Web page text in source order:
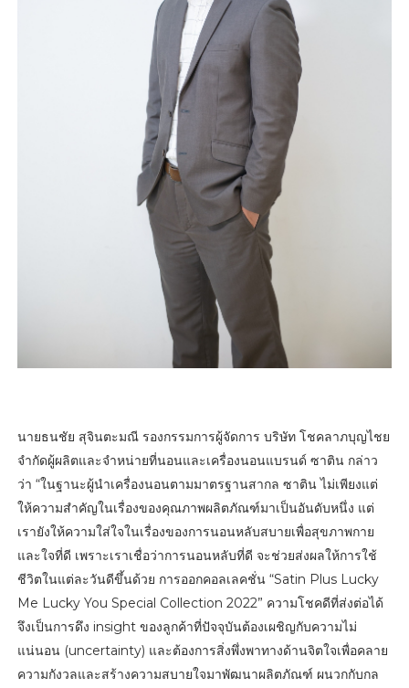
นายธนชัย สุจินตะมณี รองกรรมการผู้จัดการ บริษัท โชคลาภบุญไชย
จำกัดผู้ผลิตและจำหน่ายที่นอนและเครื่องนอนแบรนด์ ซาติน กล่าว
ว่า “ในฐานะผู้นำเครื่องนอนตามมาตรฐานสากล ซาติน ไม่เพียงแต่
ให้ความสำคัญในเรื่องของคุณภาพผลิตภัณฑ์มาเป็นอันดับหนึ่ง แต่
เรายังให้ความใส่ใจในเรื่องของการนอนหลับสบายเพื่อสุขภาพกาย
และใจที่ดี เพราะเราเชื่อว่าการนอนหลับที่ดี จะช่วยส่งผลให้การใช้
ชีวิตในแต่ละวันดีขึ้นด้วย การออกคอลเลคชั่น “Satin Plus Lucky
Me Lucky You Special Collection 2022” ความโชคดีที่ส่งต่อได้
จึงเป็นการดึง insight ของลูกค้าที่ปัจจุบันต้องเผชิญกับความไม่
แน่นอน (uncertainty) และต้องการสิ่งพึ่งพาทางด้านจิตใจเพื่อคลาย
ความกังวลและสร้างความสบายใจมาพัฒนาผลิตภัณฑ์ ผนวกกับกล